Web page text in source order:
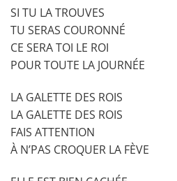
SI TU LA TROUVES
TU SERAS COURONNÉ
CE SERA TOI LE ROI
POUR TOUTE LA JOURNÉE
LA GALETTE DES ROIS
LA GALETTE DES ROIS
FAIS ATTENTION
À N’PAS CROQUER LA FÈVE